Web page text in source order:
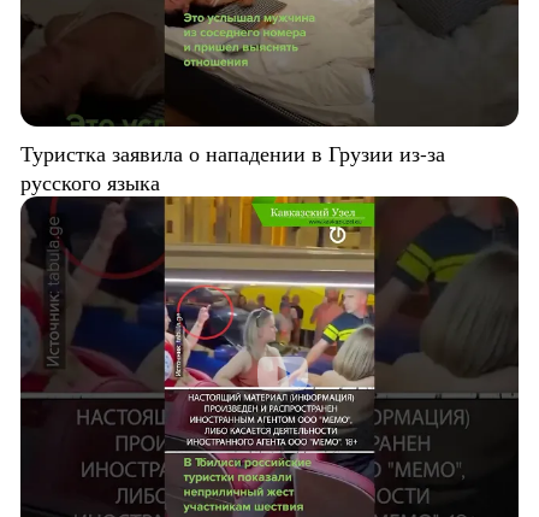
Туристка заявила о нападении в Грузии из-за
русского языка